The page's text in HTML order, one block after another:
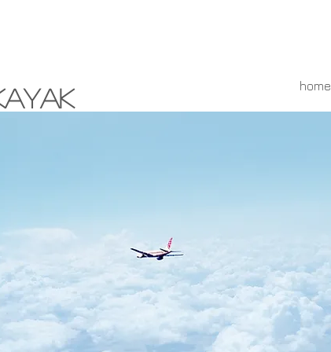
home